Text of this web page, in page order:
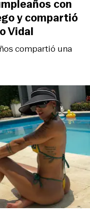
compartió una
con
y compartió
Vidal